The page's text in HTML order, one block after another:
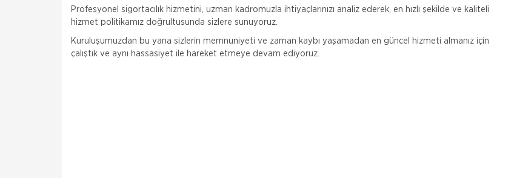
Profesyonel sigortacılık hizmetini, uzman kadromuzla ihtiyaçlarınızı analiz ederek, en hızlı şekilde ve kaliteli
hizmet politikamız doğrultusunda sizlere sunuyoruz.
Kuruluşumuzdan bu yana sizlerin memnuniyeti ve zaman kaybı yaşamadan en güncel hizmeti almanız için
çalıştık ve aynı hassasiyet ile hareket etmeye devam ediyoruz.